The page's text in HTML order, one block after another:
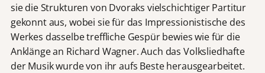
sie die Strukturen von Dvoraks vielschichtiger Partitur
gekonnt aus, wobei sie für das Impressionistische des
Werkes dasselbe treffliche Gespür bewies wie für die
Anklänge an Richard Wagner. Auch das Volksliedhafte
der Musik wurde von ihr aufs Beste herausgearbeitet.